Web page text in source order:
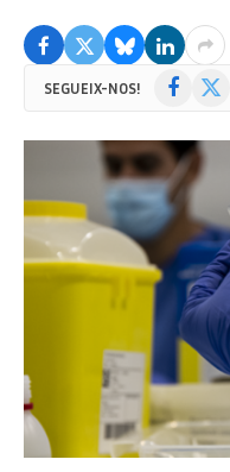
SEGUEIX-NOS! Facebook